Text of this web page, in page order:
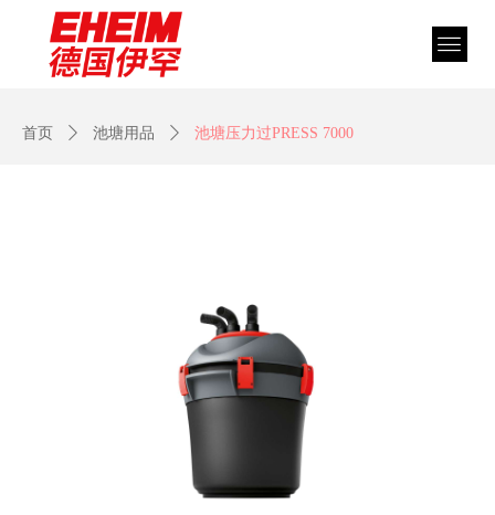
首页 ꄲ 池塘用品 ꄲ 池塘压力过PRESS 7000